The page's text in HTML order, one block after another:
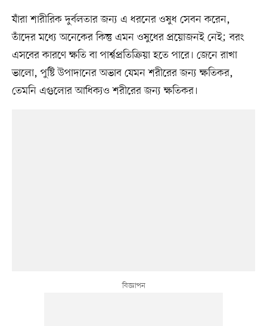
যাঁরা শারীরিক দুর্বলতার জন্য এ ধরনের ওষুধ সেবন করেন,
তাঁদের মধ্যে অনেকের কিন্তু এমন ওষুধের প্রয়োজনই নেই; বরং
এসবের কারণে ক্ষতি বা পার্শ্বপ্রতিক্রিয়া হতে পারে। জেনে রাখা
ভালো, পুষ্টি উপাদানের অভাব যেমন শরীরের জন্য ক্ষতিকর,
তেমনি এগুলোর আধিক্যও শরীরের জন্য ক্ষতিকর।